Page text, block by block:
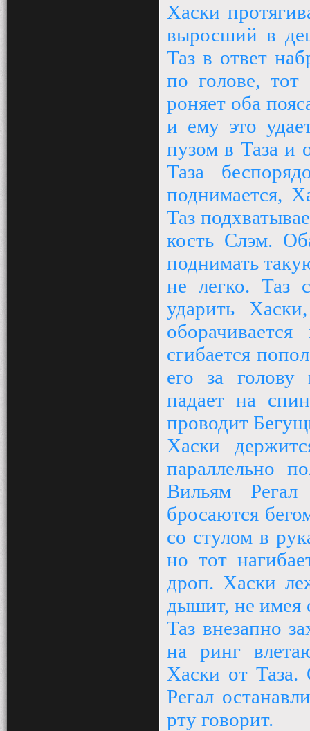
Хаски
выросший в
Таз в ответ
по голове, тот
роняет оба
и ему это
пузом в Таза и
Таза
поднимается,
Таз
кость Слэм.
поднимать
не легко. Таз
ударить
сгибается
его за голову
падает на
проводит
Хаски
параллельно
Вильям
бросаются
со стулом в
но тот
дроп. Хаски
дышит, не имея
Таз внезапно
на ринг
Хаски от Таза.
Регал
рту говорит.